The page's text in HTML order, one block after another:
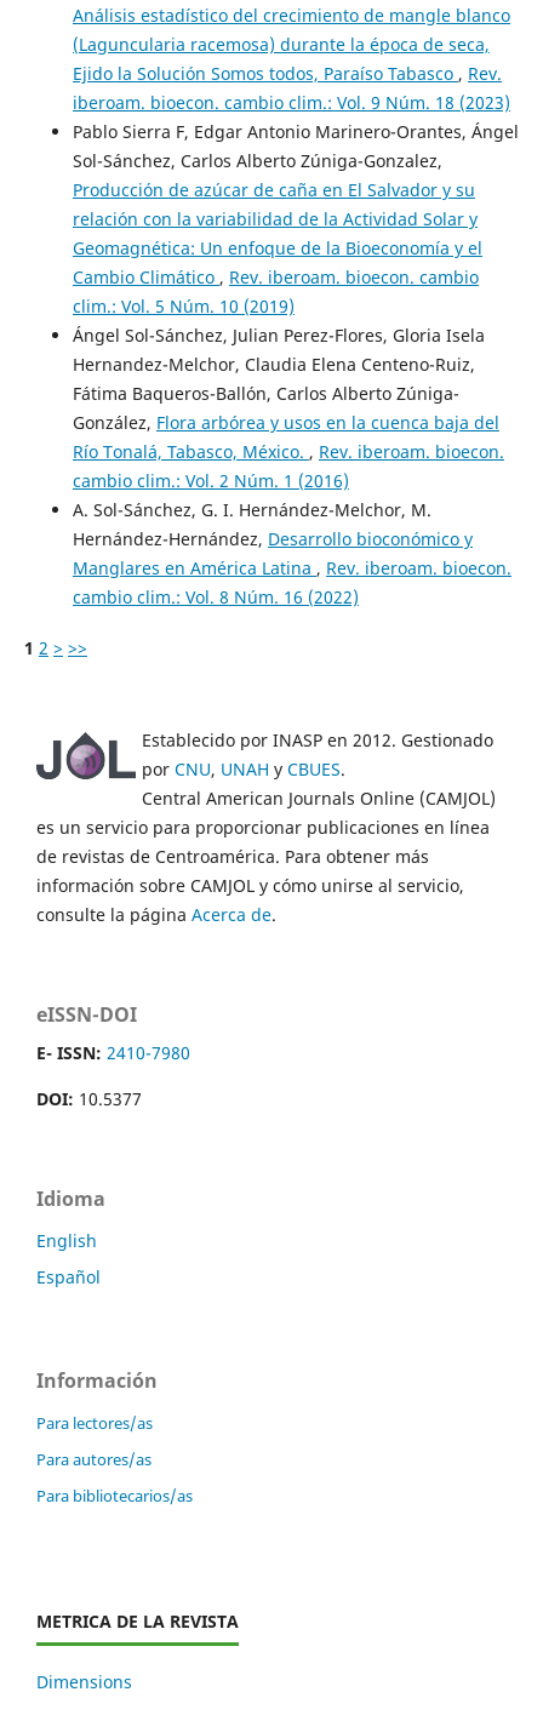
Análisis estadístico del crecimiento de mangle blanco
(Laguncularia racemosa) durante la época de seca,
Ejido la Solución Somos todos, Paraíso Tabasco , Rev.
iberoam. bioecon. cambio clim.: Vol. 9 Núm. 18 (2023)
Pablo Sierra F, Edgar Antonio Marinero-Orantes, Ángel
Sol-Sánchez, Carlos Alberto Zúniga-Gonzalez,
Producción de azúcar de caña en El Salvador y su
relación con la variabilidad de la Actividad Solar y
Geomagnética: Un enfoque de la Bioeconomía y el
Cambio Climático , Rev. iberoam. bioecon. cambio
clim.: Vol. 5 Núm. 10 (2019)
Ángel Sol-Sánchez, Julian Perez-Flores, Gloria Isela
Hernandez-Melchor, Claudia Elena Centeno-Ruiz,
Fátima Baqueros-Ballón, Carlos Alberto Zúniga-
González, Flora arbórea y usos en la cuenca baja del
Río Tonalá, Tabasco, México. , Rev. iberoam. bioecon.
cambio clim.: Vol. 2 Núm. 1 (2016)
A. Sol-Sánchez, G. I. Hernández-Melchor, M.
Hernández-Hernández, Desarrollo bioconómico y
Manglares en América Latina , Rev. iberoam. bioecon.
cambio clim.: Vol. 8 Núm. 16 (2022)
1 2 > >>
Establecido por INASP en 2012. Gestionado
por CNU, UNAH y CBUES.
Central American Journals Online (CAMJOL)
es un servicio para proporcionar publicaciones en línea
de revistas de Centroamérica. Para obtener más
información sobre CAMJOL y cómo unirse al servicio,
consulte la página Acerca de.
eISSN-DOI
E- ISSN: 2410-7980
DOI: 10.5377
Idioma
English
Español
Información
Para lectores/as
Para autores/as
Para bibliotecarios/as
METRICA DE LA REVISTA
Dimensions